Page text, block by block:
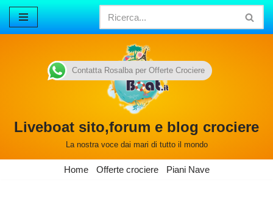
Vai
Liveboat sito,forum e blog crociere
La nostra voce dai mari di tutto il mondo
Home Offerte crociere Piani Nave
Contatta Rosalba per Offerte Crociere